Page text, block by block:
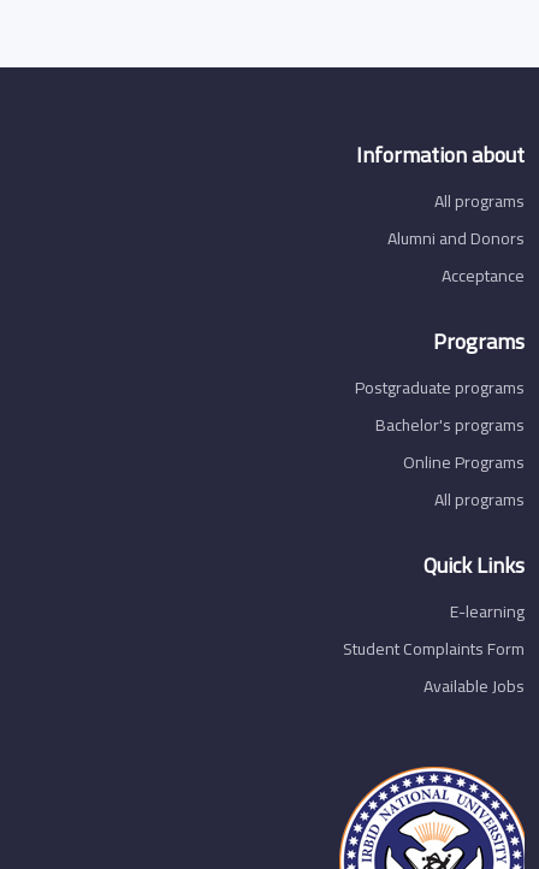
Information about
All programs
Alumni and Donors
Acceptance
Programs
Postgraduate programs
Bachelor's programs
Online Programs
All programs
Quick Links
E-learning
Student Complaints Form
Available Jobs